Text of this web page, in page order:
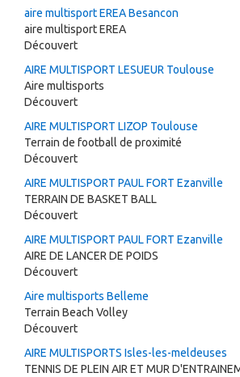
aire multisport EREA Besancon
aire multisport EREA
Découvert
AIRE MULTISPORT LESUEUR Toulouse
Aire multisports
Découvert
AIRE MULTISPORT LIZOP Toulouse
Terrain de football de proximité
Découvert
AIRE MULTISPORT PAUL FORT Ezanville
TERRAIN DE BASKET BALL
Découvert
AIRE MULTISPORT PAUL FORT Ezanville
AIRE DE LANCER DE POIDS
Découvert
Aire multisports Belleme
Terrain Beach Volley
Découvert
AIRE MULTISPORTS Isles-les-meldeuses
TENNIS DE PLEIN AIR ET MUR